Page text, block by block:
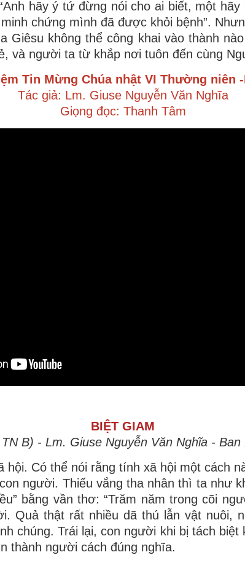
hãy ý tứ đừng nói cho ai biết, một
chứng mình đã được khỏi bệnh”.
Giêsu không thể công khai vào thành
và người ta từ khắp nơi tuôn đến cùng
Tin Mừng Chúa nhật VI Thường niên
Tác giả: Lm. Giuse Nguyễn Văn Nghĩa
Giọng đọc: Thanh Tâm
BIỆT GIAM
B) - Lm. Giuse Nguyễn Văn Nghĩa - Ban
hội. Có thể nói rằng tính xã hội một cách
người. Thiếu vắng tha nhân thì ta như
bằng vần thơ: “Trăm năm trong cõi
Quả thật rất nhiều dã thú lẫn vật nuôi,
chúng. Trái lại, con người khi bị tách biệt
thành người cách đúng nghĩa.